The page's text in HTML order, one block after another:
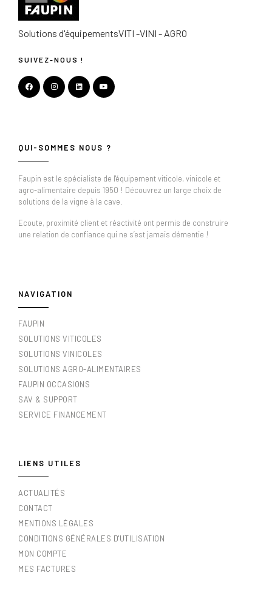
Solutions d'équipementsVITI -VINI - AGRO
SUIVEZ-NOUS !
QUI-SOMMES NOUS ?
Faupin est le spécialiste de l'équipement viticole, vinicole et
agro-alimentaire depuis 1950 ! Découvrez un large choix de
solutions de la vigne à la cave.
Ecoute, proximité client et réactivité ont permis de construire
une relation de confiance qui ne s’est jamais démentie !
NAVIGATION
FAUPIN
SOLUTIONS VITICOLES
SOLUTIONS VINICOLES
SOLUTIONS AGRO-ALIMENTAIRES
FAUPIN OCCASIONS
SAV & SUPPORT
SERVICE FINANCEMENT
LIENS UTILES
ACTUALITÉS
CONTACT
MENTIONS LÉGALES
CONDITIONS GÉNÉRALES D'UTILISATION
MON COMPTE
MES FACTURES